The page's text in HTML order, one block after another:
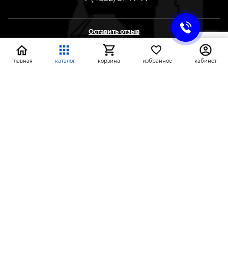
Оставить отзыв
Предложение
главная каталог корзина избранное кабинет